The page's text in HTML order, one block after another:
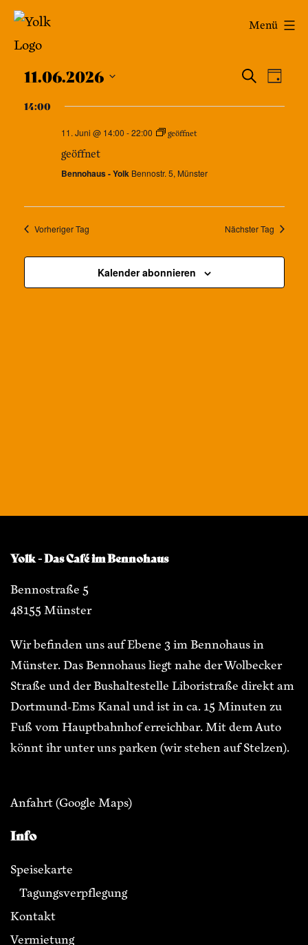
Zum
springen
Yolk
-
Das
Menü
SucheTag
11.06.2026
14:00
11. Juni @ 14:00 -22:00 geöffnet
geöffnet
Bennohaus - Yolk Bennostr. 5, Münster
Vorheriger Tag Nächster Tag
Kalender abonnieren
Yolk - Das Café im Bennohaus
Bennostraße 5
48155 Münster
Wir befinden uns auf Ebene 3 im Bennohaus in
Münster. Das Bennohaus liegt nahe der Wolbecker
Straße und der Bushaltestelle Liboristraße direkt am
Dortmund-Ems Kanal und ist in ca. 15 Minuten zu
Fuß vom Hauptbahnhof erreichbar. Mit dem Auto
könnt ihr unter uns parken (wir stehen auf Stelzen).
Anfahrt(Google Maps)
Info
Speisekarte
Tagungsverpflegung
Kontakt
Vermietung